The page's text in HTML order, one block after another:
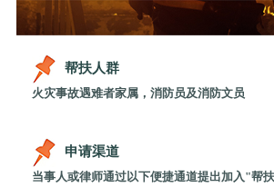
帮扶人群
火灾事故遇难者家属，消防员及消防文员
申请渠道
当事人或律师通过以下便捷通道提出加入"帮